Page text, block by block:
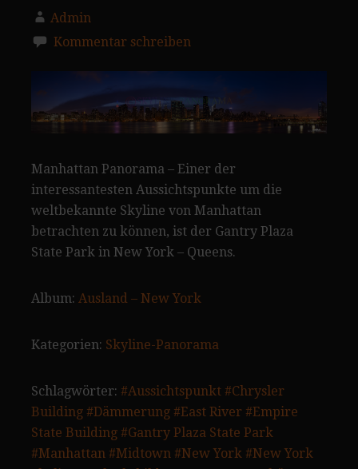
Admin
Kommentar schreiben
Manhattan Panorama – Einer der
interessantesten Aussichtspunkte um die
weltbekannte Skyline von Manhattan
betrachten zu können, ist der Gantry Plaza
State Park in New York – Queens.
Album: Ausland – New York
Kategorien: Skyline-Panorama
Schlagwörter: #Aussichtspunkt #Chrysler
Building #Dämmerung #East River #Empire
State Building #Gantry Plaza State Park
#Manhattan #Midtown #New York #New York